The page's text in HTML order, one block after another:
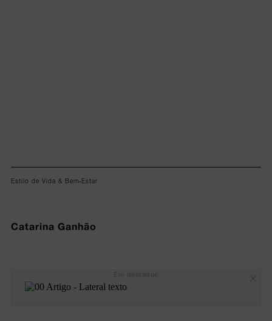
Estilo de Vida & Bem-Estar
Catarina Ganhão